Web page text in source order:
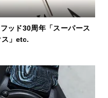
ッド30周年「スーパース
ス」etc.